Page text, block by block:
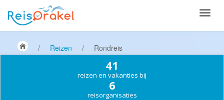
/ Reizen / Rondreis
41
reizen en vakanties bij
6
reisorganisaties